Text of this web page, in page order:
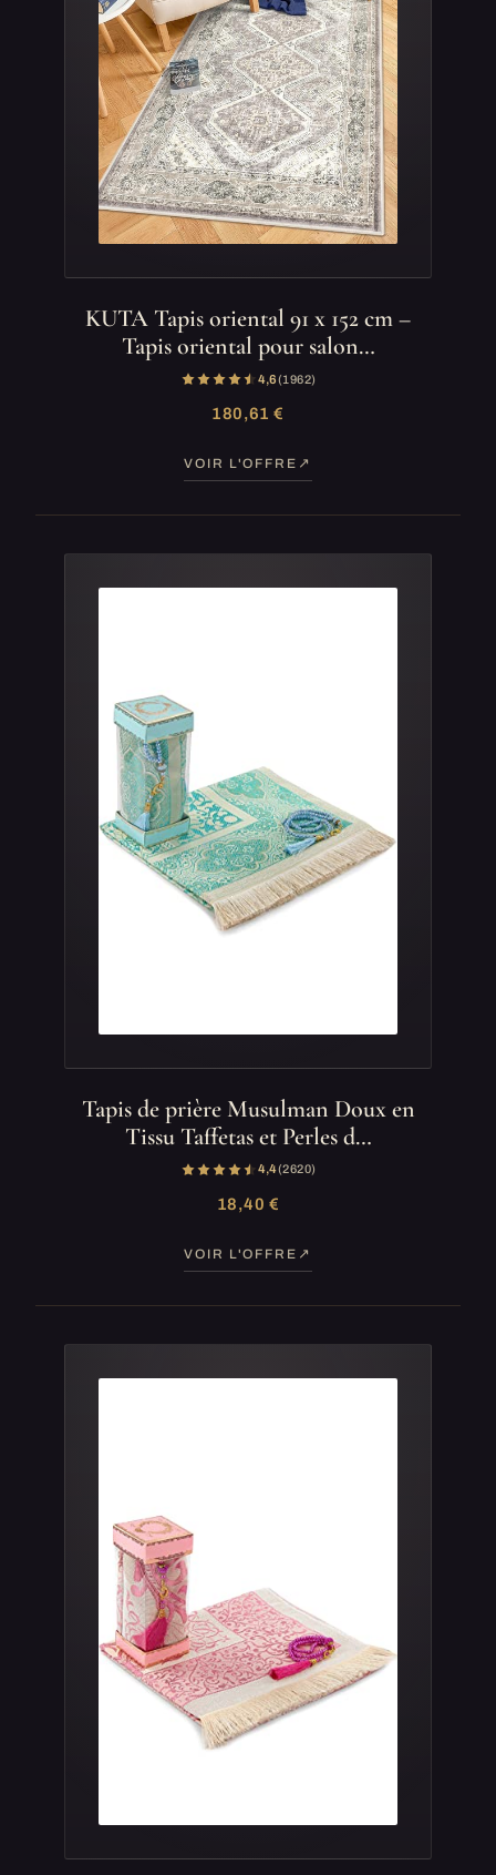
KUTA Tapis oriental 91 x 152 cm –
Tapis oriental pour salon…
4,6(1 962)
180,61 €
VOIR L'OFFRE
Tapis de prière Musulman Doux en
Tissu Taffetas et Perles d…
4,4(2 620)
18,40 €
VOIR L'OFFRE